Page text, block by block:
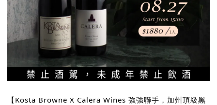
【Kosta Browne X Calera Wines 強強聯手，加州頂級黑